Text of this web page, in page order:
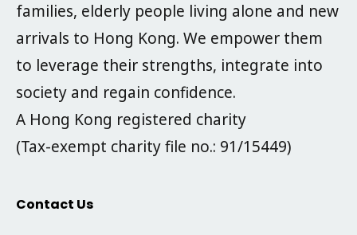
families, elderly people living alone and new
arrivals to Hong Kong. We empower them
to leverage their strengths, integrate into
society and regain confidence.
A Hong Kong registered charity
(Tax-exempt charity file no.: 91/15449)
Contact Us